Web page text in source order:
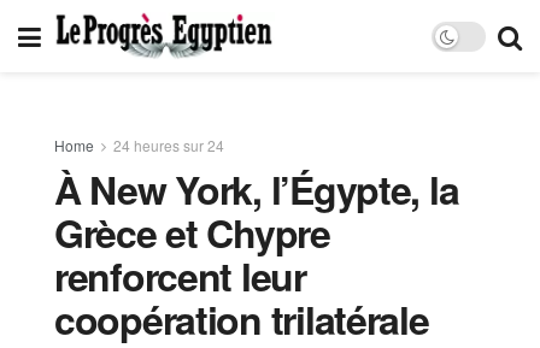
Home 24 heures sur 24
À New York, l’Égypte, la
Grèce et Chypre
renforcent leur
coopération trilatérale